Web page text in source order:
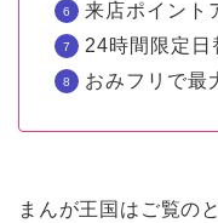
来店ポイント
24時間限定日
おみフリで最
まんが王国はご覧の